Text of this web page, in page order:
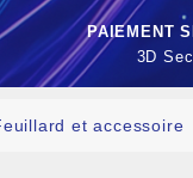
PAIEMENT
3D
et accessoire